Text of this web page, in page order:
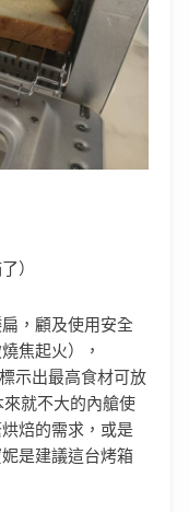
）
，顧及使用安全
焦起火），
示出最高食材可放
就不大的內艙使
焙的需求，或是
是建議這台烤箱